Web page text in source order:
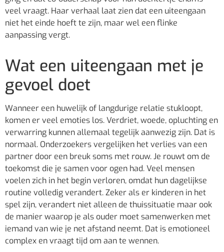
veel vraagt. Haar verhaal laat zien dat een uiteengaan
niet het einde hoeft te zijn, maar wel een flinke
aanpassing vergt.
Wat een uiteengaan met je
gevoel doet
Wanneer een huwelijk of langdurige relatie stukloopt,
komen er veel emoties los. Verdriet, woede, opluchting en
verwarring kunnen allemaal tegelijk aanwezig zijn. Dat is
normaal. Onderzoekers vergelijken het verlies van een
partner door een breuk soms met rouw. Je rouwt om de
toekomst die je samen voor ogen had. Veel mensen
voelen zich in het begin verloren, omdat hun dagelijkse
routine volledig verandert. Zeker als er kinderen in het
spel zijn, verandert niet alleen de thuissituatie maar ook
de manier waarop je als ouder moet samenwerken met
iemand van wie je net afstand neemt. Dat is emotioneel
complex en vraagt tijd om aan te wennen.